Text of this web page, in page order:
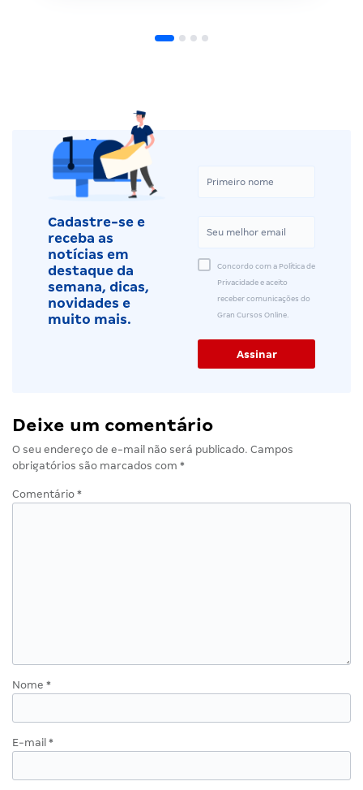
Cadastre-se e
receba as
notícias em
destaque da
semana, dicas,
novidades e
muito mais.
Concordo com a Política de
Privacidade e aceito
receber comunicações do
Gran Cursos Online.
Deixe um comentário
O seu endereço de e-mail não será publicado. Campos
obrigatórios são marcados com *
Comentário *
Nome *
E-mail *